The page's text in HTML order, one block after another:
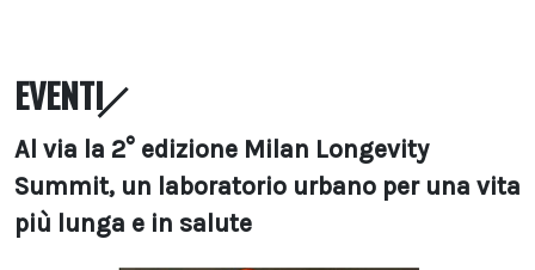
EVENTI
Al via la 2° edizione Milan Longevity
Summit, un laboratorio urbano per una vita
più lunga e in salute